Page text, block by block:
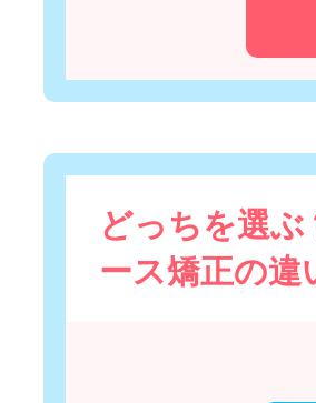
どっちを選
ース矯正の違